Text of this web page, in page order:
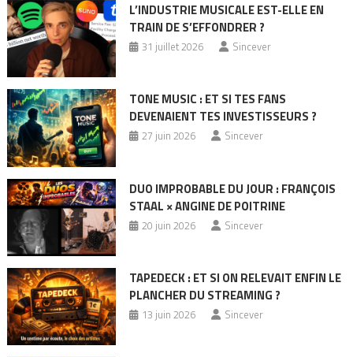
L’INDUSTRIE MUSICALE EST-ELLE EN
TRAIN DE S’EFFONDRER ?
31 juillet 2026 Sincever
TONE MUSIC : ET SI TES FANS
DEVENAIENT TES INVESTISSEURS ?
27 juin 2026 Sincever
DUO IMPROBABLE DU JOUR : FRANÇOIS
STAAL × ANGINE DE POITRINE
20 juin 2026 Sincever
TAPEDECK : ET SI ON RELEVAIT ENFIN LE
PLANCHER DU STREAMING ?
13 juin 2026 Sincever